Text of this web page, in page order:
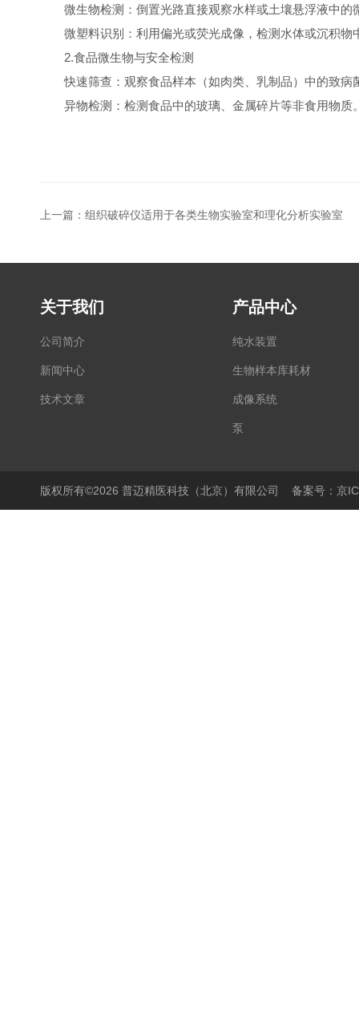
微生物检测：倒置光路直接观察水样或土壤悬浮液中的
微塑料识别：利用偏光或荧光成像，检测水体或沉积物
2.食品微生物与安全检测
快速筛查：观察食品样本（如肉类、乳制品）中的致病
异物检测：检测食品中的玻璃、金属碎片等非食用物质
上一篇： 组织破碎仪适用于各类生物实验室和理化分析实验室
关于我们
公司简介
新闻中心
技术文章
产品中心
纯水装置
生物样本库耗材
成像系统
泵
PCR仪
版权所有©2026 普迈精医科技（北京）有限公司 备案号：京